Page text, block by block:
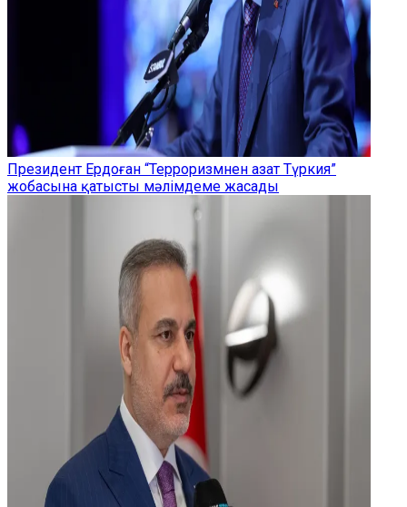
Президент Ердоған “Терроризмнен азат Түркия”
жобасына қатысты мәлімдеме жасады